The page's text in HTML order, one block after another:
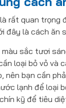
rất quan
đây là cách ăn
sắc tươi
loại bỏ vỏ và
nên bạn cần
lạnh để loại
kỹ để tiêu